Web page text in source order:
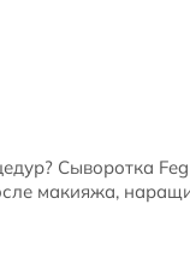
Сыворотка
макияжа,